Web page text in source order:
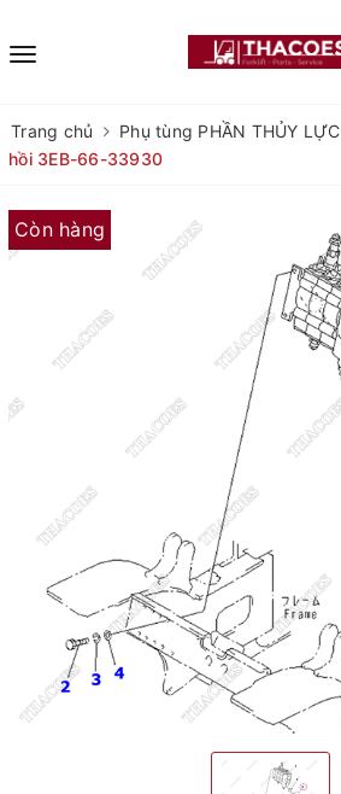
Trang chủ Phụ tùng PHẦN THỦY LỰC
hồi 3EB-66-33930
Còn hàng